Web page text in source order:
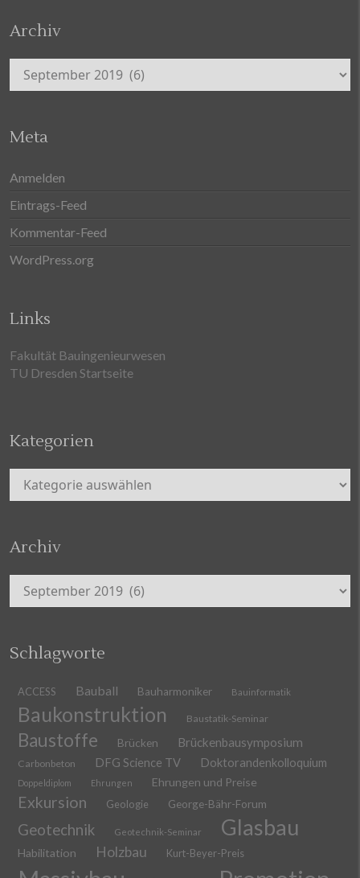
Archiv
Archiv
Meta
Anmelden
Eintrags-Feed
Kommentar-Feed
WordPress.org
Links
Fakultät Bauingenieurwesen
TU Dresden Startseite
Kategorien
Kategorien
Archiv
Archiv
Schlagworte
ACCESS Bauball Bauharmoniker Bauinformatik
Baukonstruktion Baustatik-Seminar
Baustoffe Brücken Brückenbausymposium
Carbonbeton DFG Science TV Doktorandenkolloquium
Doppeldiplom Ehrungen Ehrungen und Preise
Exkursion Geologie George-Bähr-Forum
Geotechnik Geotechnik-Seminar Glasbau
Habilitation Holzbau Kurt-Beyer-Preis